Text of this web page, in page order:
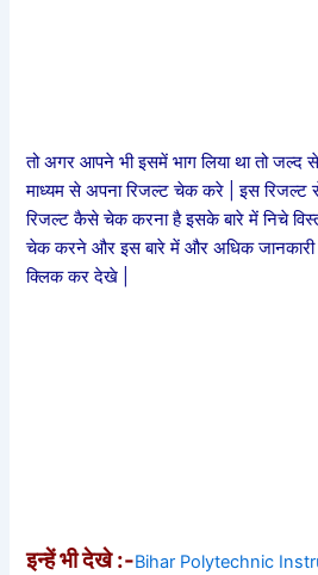
तो अगर आपने भी इसमें भाग लिया था तो
माध्यम से अपना रिजल्ट चेक करे | इस रिजल्ट
रिजल्ट कैसे चेक करना है इसके बारे में निचे
चेक करने और इस बारे में और अधिक जानकारी
क्लिक कर देखे |
इन्हें भी देखे :-Bihar Polytechnic